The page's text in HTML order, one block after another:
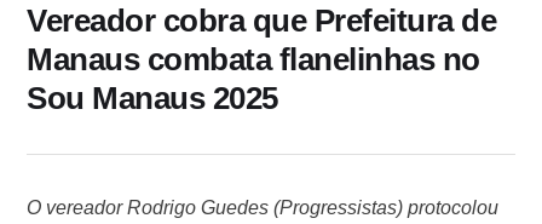
Vereador cobra que Prefeitura de
Manaus combata flanelinhas no
Sou Manaus 2025​
O vereador Rodrigo Guedes (Progressistas) protocolou